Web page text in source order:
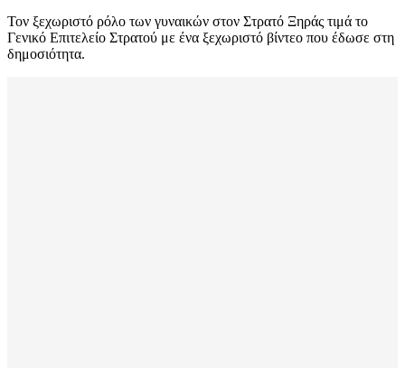
Τον ξεχωριστό ρόλο των γυναικών στον Στρατό Ξηράς τιμά το
Γενικό Επιτελείο Στρατού με ένα ξεχωριστό βίντεο που έδωσε στη
δημοσιότητα.